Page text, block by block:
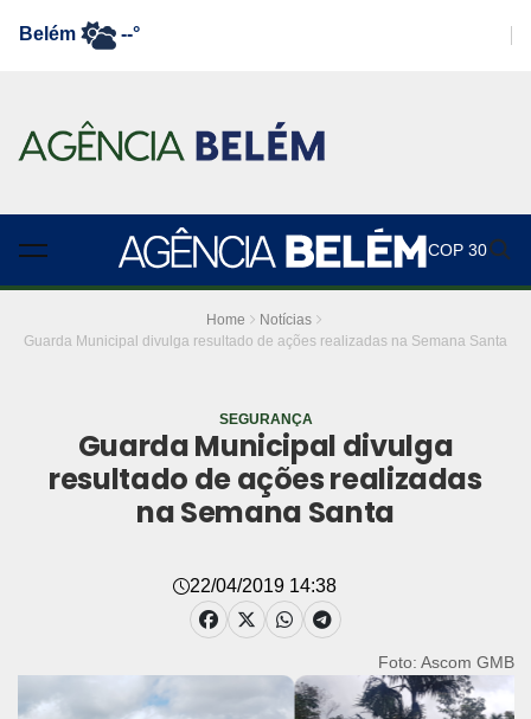
Belém --°
COP 30
Home
Notícias
Guarda Municipal divulga resultado de ações realizadas na Semana Santa
SEGURANÇA
Guarda Municipal divulga
resultado de ações realizadas
na Semana Santa
22/04/2019 14:38
Foto: Ascom GMB